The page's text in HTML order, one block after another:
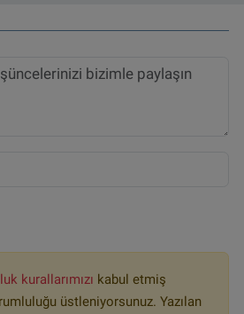
kurallarımızı kabul etmiş
üstleniyorsunuz. Yazılan